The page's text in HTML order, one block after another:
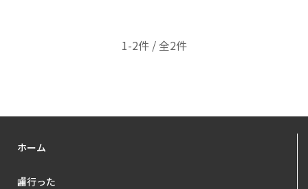
1-2件 / 全2件
ホーム
🏬行った